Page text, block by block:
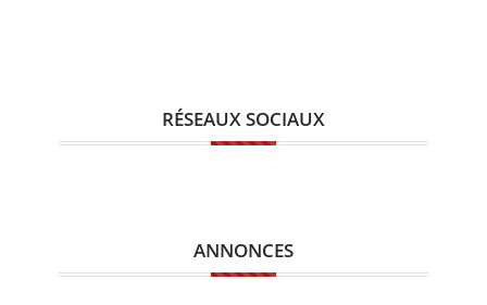
RÉSEAUX SOCIAUX
ANNONCES